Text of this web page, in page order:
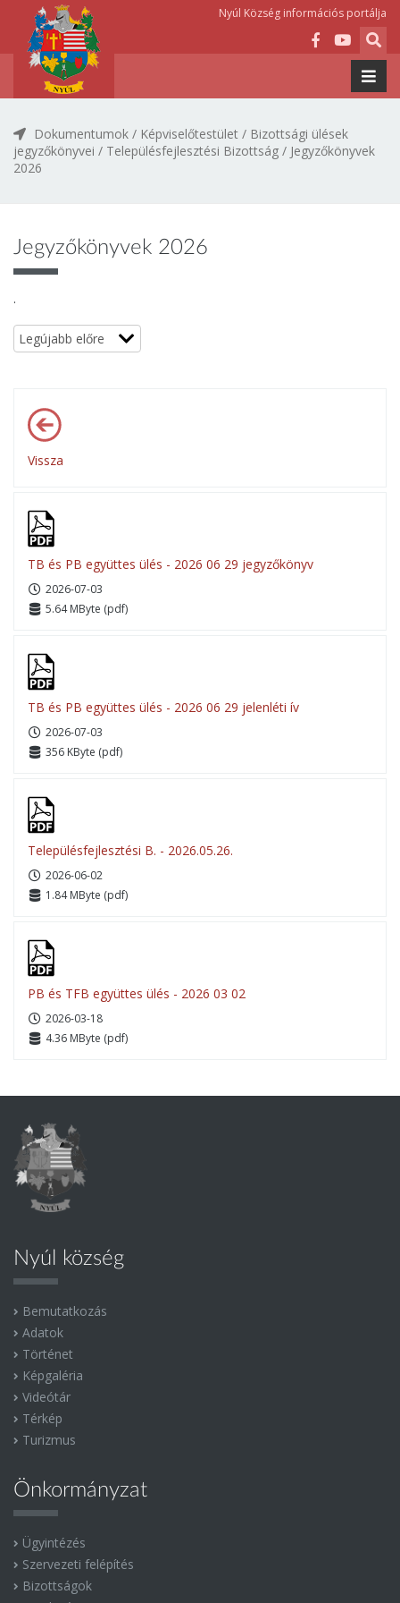
Nyúl Község információs portálja
Dokumentumok / Képviselőtestület / Bizottsági ülések
jegyzőkönyvei / Településfejlesztési Bizottság / Jegyzőkönyvek
2026
Jegyzőkönyvek 2026
.
Vissza
TB és PB együttes ülés - 2026 06 29 jegyzőkönyv
2026-07-03
5.64 MByte (pdf)
TB és PB együttes ülés - 2026 06 29 jelenléti ív
2026-07-03
356 KByte (pdf)
Településfejlesztési B. - 2026.05.26.
2026-06-02
1.84 MByte (pdf)
PB és TFB együttes ülés - 2026 03 02
2026-03-18
4.36 MByte (pdf)
Nyúl község
Bemutatkozás
Adatok
Történet
Képgaléria
Videótár
Térkép
Turizmus
Önkormányzat
Ügyintézés
Szervezeti felépítés
Bizottságok